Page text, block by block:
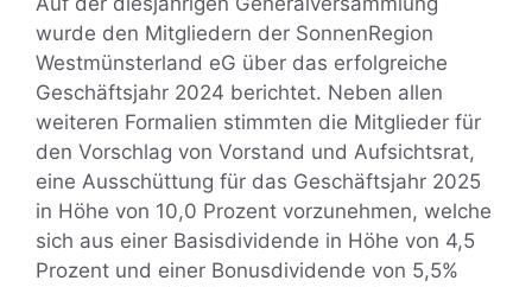
wurde den Mitgliedern der SonnenRegion
Westmünsterland eG über das erfolgreiche
Geschäftsjahr 2024 berichtet. Neben allen
weiteren Formalien stimmten die Mitglieder für
den Vorschlag von Vorstand und Aufsichtsrat,
eine Ausschüttung für das Geschäftsjahr 2025
in Höhe von 10,0 Prozent vorzunehmen, welche
sich aus einer Basisdividende in Höhe von 4,5
Prozent und einer Bonusdividende von 5,5%